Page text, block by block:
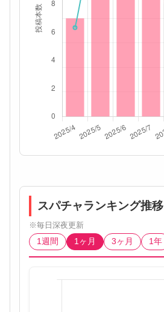
スパチャランキング推移
※毎日深夜更新
1週間
1ヶ月 3ヶ月 1年